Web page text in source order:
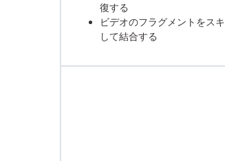
復する
ビデオのフラグメントをス
して結合する